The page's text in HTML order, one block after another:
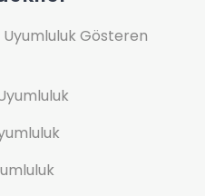
Uyumluluk Gösteren